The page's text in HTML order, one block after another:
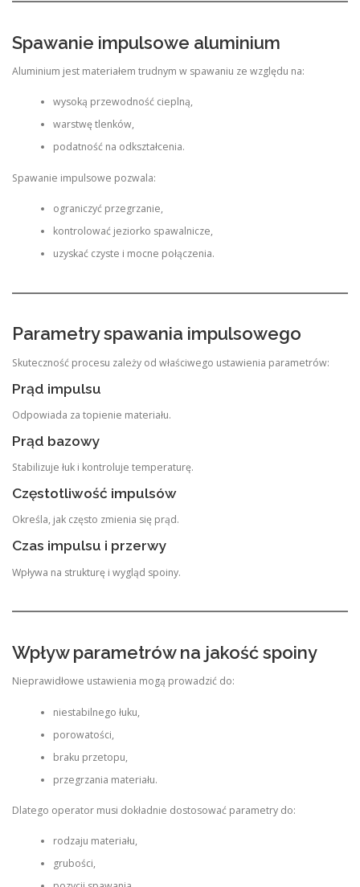
Spawanie impulsowe aluminium
Aluminium jest materiałem trudnym w spawaniu ze względu na:
wysoką przewodność cieplną,
warstwę tlenków,
podatność na odkształcenia.
Spawanie impulsowe pozwala:
ograniczyć przegrzanie,
kontrolować jeziorko spawalnicze,
uzyskać czyste i mocne połączenia.
Parametry spawania impulsowego
Skuteczność procesu zależy od właściwego ustawienia parametrów:
Prąd impulsu
Odpowiada za topienie materiału.
Prąd bazowy
Stabilizuje łuk i kontroluje temperaturę.
Częstotliwość impulsów
Określa, jak często zmienia się prąd.
Czas impulsu i przerwy
Wpływa na strukturę i wygląd spoiny.
Wpływ parametrów na jakość spoiny
Nieprawidłowe ustawienia mogą prowadzić do:
niestabilnego łuku,
porowatości,
braku przetopu,
przegrzania materiału.
Dlatego operator musi dokładnie dostosować parametry do:
rodzaju materiału,
grubości,